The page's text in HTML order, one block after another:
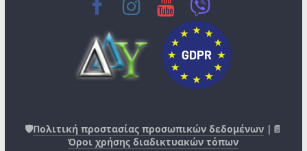
🛡️Πολιτική προστασίας προσωπικών δεδομένων |📄
Όροι χρήσης διαδικτυακών τόπων